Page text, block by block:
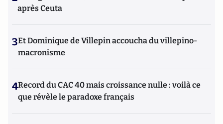
après Ceuta
3Et Dominique de Villepin accoucha du villepino-
macronisme
4Record du CAC 40 mais croissance nulle : voilà ce
que révèle le paradoxe français